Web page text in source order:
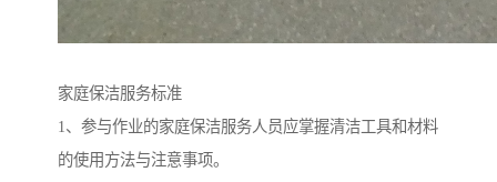
家庭保洁服务标准
1、参与作业的家庭保洁服务人员应掌握清洁工具和材料
的使用方法与注意事项。